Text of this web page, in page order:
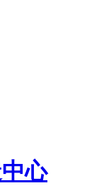
心